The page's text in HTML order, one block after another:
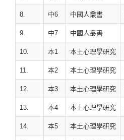
8. 中6 中國人叢書
9. 中7 中國人叢書
10. 本1 本土心理學研究
11. 本2 本土心理學研究
12. 本3 本土心理學研究
13. 本4 本土心理學研究
14. 本5 本土心理學研究